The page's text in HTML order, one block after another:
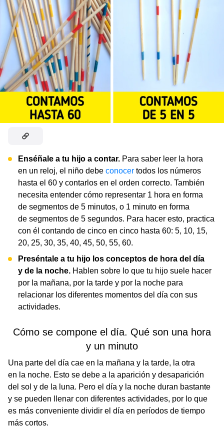
Enséñale a tu hijo a contar. Para saber leer la hora
en un reloj, el niño debe conocer todos los números
hasta el 60 y contarlos en el orden correcto. También
necesita entender cómo representar 1 hora en forma
de segmentos de 5 minutos, o 1 minuto en forma
de segmentos de 5 segundos. Para hacer esto, practica
con él contando de cinco en cinco hasta 60: 5, 10, 15,
20, 25, 30, 35, 40, 45, 50, 55, 60.
Preséntale a tu hijo los conceptos de hora del día
y de la noche. Hablen sobre lo que tu hijo suele hacer
por la mañana, por la tarde y por la noche para
relacionar los diferentes momentos del día con sus
actividades.
Cómo se compone el día. Qué son una hora
y un minuto
Una parte del día cae en la mañana y la tarde, la otra
en la noche. Esto se debe a la aparición y desaparición
del sol y de la luna. Pero el día y la noche duran bastante
y se pueden llenar con diferentes actividades, por lo que
es más conveniente dividir el día en períodos de tiempo
más cortos.